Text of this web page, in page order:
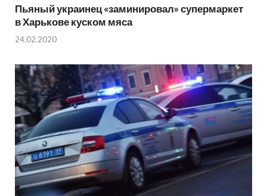
Пьяный украинец «заминировал» супермаркет
в Харькове куском мяса
24.02.2020